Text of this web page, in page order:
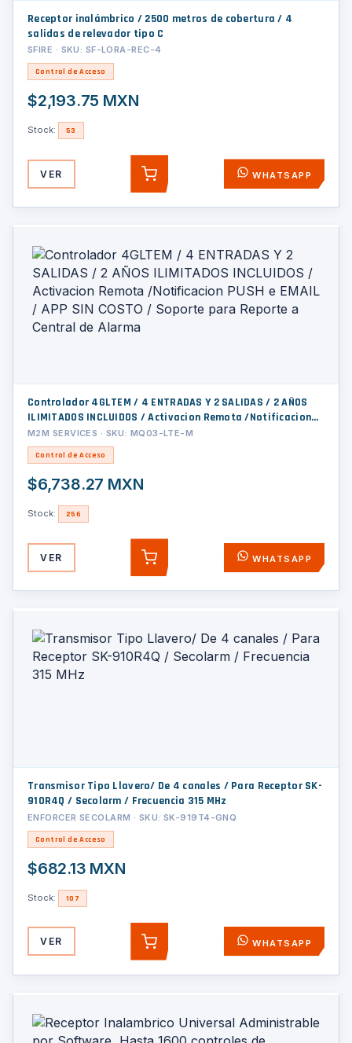
Receptor inalámbrico / 2500 metros de cobertura / 4
salidas de relevador tipo C
SFIRE · SKU: SF-LORA-REC-4
Control de Acceso
$2,193.75 MXN
Stock: 53
VER AGREGAR WHATSAPP
Controlador 4GLTEM / 4 ENTRADAS Y 2 SALIDAS / 2 AÑOS
ILIMITADOS INCLUIDOS / Activacion Remota /Notificacion
PUSH e EMAIL / APP SIN COSTO / Soporte para Reporte a
Central de Alarma
M2M SERVICES · SKU: MQ03-LTE-M
Control de Acceso
$6,738.27 MXN
Stock: 256
VER AGREGAR WHATSAPP
Transmisor Tipo Llavero/ De 4 canales / Para Receptor SK-
910R4Q / Secolarm / Frecuencia 315 MHz
ENFORCER SECOLARM · SKU: SK-919T4-GNQ
Control de Acceso
$682.13 MXN
Stock: 107
VER AGREGAR WHATSAPP